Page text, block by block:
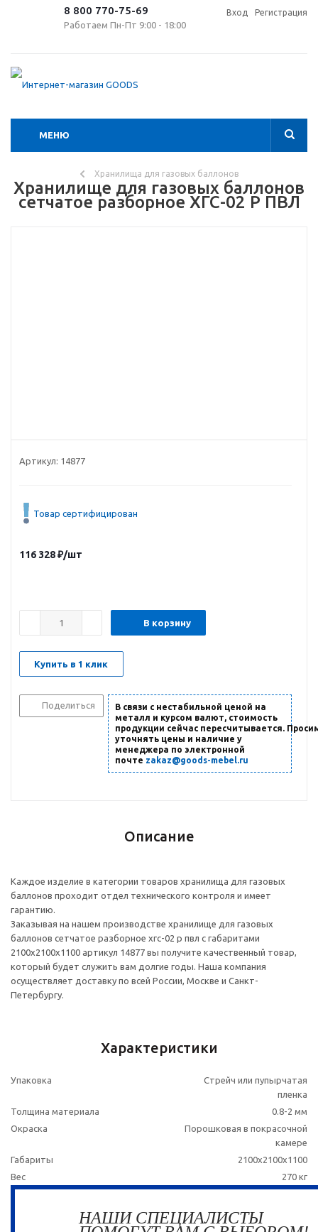
8 800 770-75-69
Работаем Пн-Пт 9:00 - 18:00
Вход Регистрация
МЕНЮ
Хранилища для газовых баллонов
Хранилище для газовых баллонов
сетчатое разборное ХГС-02 Р ПВЛ
Артикул: 14877
Товар сертифицирован
116 328₽/шт
В корзину
Купить в 1 клик
Поделиться
В связи с нестабильной ценой на
металл и курсом валют, стоимость
продукции сейчас пересчитывается.
уточнять цены и наличие у
менеджера по электронной
почте zakaz@goods-mebel.ru
Описание
Каждое изделие в категории товаров хранилища для газовых
баллонов проходит отдел технического контроля и имеет
гарантию.
Заказывая на нашем производстве хранилище для газовых
баллонов сетчатое разборное хгс-02 р пвл с габаритами
2100х2100х1100 артикул 14877 вы получите качественный товар,
который будет служить вам долгие годы. Наша компания
осуществляет доставку по всей России, Москве и Санкт-
Петербургу.
Характеристики
Упаковка
Стрейч или пупырчатая
пленка
Толщина материала
0.8-2 мм
Окраска
Порошковая в покрасочной
камере
Габариты
2100х2100х1100
Вес
270 кг
НАШИ СПЕЦИАЛИСТЫ